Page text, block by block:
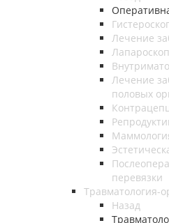
Лечение
Лечение
половых
перевязки
Травматология-
Назад